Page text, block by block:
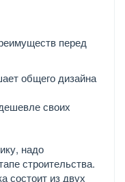
перед
общего дизайна
своих
надо
строительства.
состоит из двух